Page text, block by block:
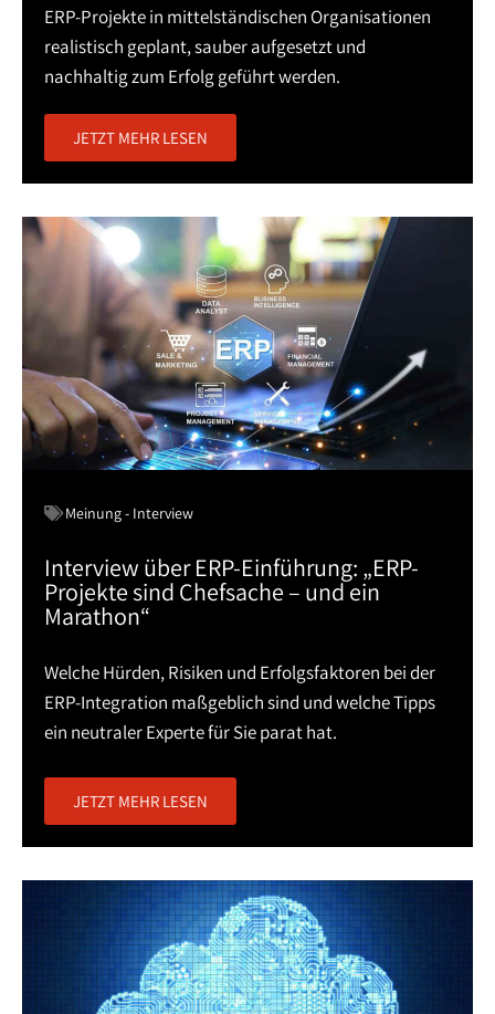
ERP-Projekte in mittelständischen Organisationen
realistisch geplant, sauber aufgesetzt und
nachhaltig zum Erfolg geführt werden.
JETZT MEHR LESEN
Meinung - Interview
Interview über ERP-Einführung: „ERP-
Projekte sind Chefsache – und ein
Marathon“
Welche Hürden, Risiken und Erfolgsfaktoren bei der
ERP-Integration maßgeblich sind und welche Tipps
ein neutraler Experte für Sie parat hat.
JETZT MEHR LESEN